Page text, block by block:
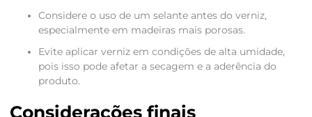
Considere o uso de um selante antes do verniz,
especialmente em madeiras mais porosas.
Evite aplicar verniz em condições de alta umidade,
pois isso pode afetar a secagem e a aderência do
produto.
Considerações finais